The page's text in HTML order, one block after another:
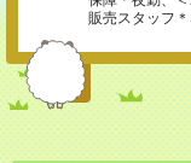
販売スタッフ